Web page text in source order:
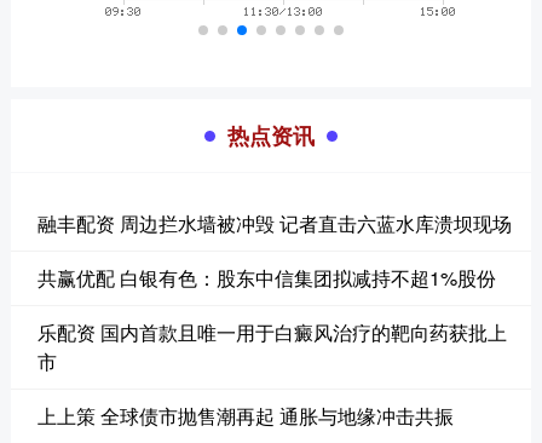
热点资讯
融丰配资 周边拦水墙被冲毁 记者直击六蓝水库溃坝现场
共赢优配 白银有色：股东中信集团拟减持不超1%股份
乐配资 国内首款且唯一用于白癜风治疗的靶向药获批上
市
上上策 全球债市抛售潮再起 通胀与地缘冲击共振